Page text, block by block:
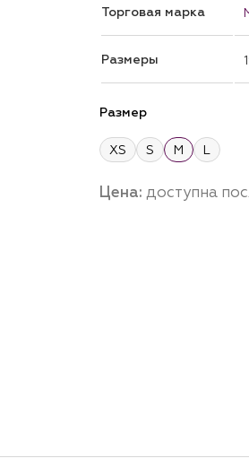
Торговая марка
Размеры
Размер
XS S M L
Цена: доступна